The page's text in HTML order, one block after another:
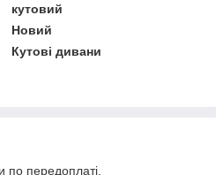
кутовий
Новий
Кутові дивани
по передоплаті.